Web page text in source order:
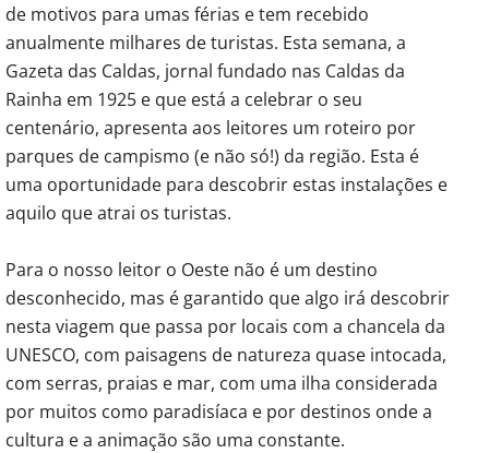
de motivos para umas férias e tem recebido
anualmente milhares de turistas. Esta semana, a
Gazeta das Caldas, jornal fundado nas Caldas da
Rainha em 1925 e que está a celebrar o seu
centenário, apresenta aos leitores um roteiro por
parques de campismo (e não só!) da região. Esta é
uma oportunidade para descobrir estas instalações e
aquilo que atrai os turistas.
Para o nosso leitor o Oeste não é um destino
desconhecido, mas é garantido que algo irá descobrir
nesta viagem que passa por locais com a chancela da
UNESCO, com paisagens de natureza quase intocada,
com serras, praias e mar, com uma ilha considerada
por muitos como paradisíaca e por destinos onde a
cultura e a animação são uma constante.